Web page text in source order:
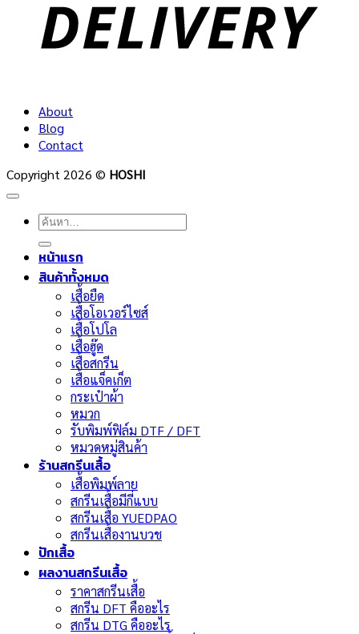
About
Blog
Contact
Copyright 2026 © HOSHI
ค้นหา:
หน้าแรก
สินค้าทั้งหมด
เสื้อยืด
เสื้อโอเวอร์ไซส์
เสื้อโปโล
เสื้อฮู๊ด
เสื้อสกรีน
เสื้อแจ็คเก็ต
กระเป๋าผ้า
หมวก
รับพิมพ์ฟิล์ม DTF / DFT
หมวดหมู่สินค้า
ร้านสกรีนเสื้อ
เสื้อพิมพ์ลาย
สกรีนเสื้อมีกี่แบบ
สกรีนเสื้อ YUEDPAO
สกรีนเสื้องานบวช
ปักเสื้อ
ผลงานสกรีนเสื้อ
ราคาสกรีนเสื้อ
สกรีน DFT คืออะไร
สกรีน DTG คืออะไร